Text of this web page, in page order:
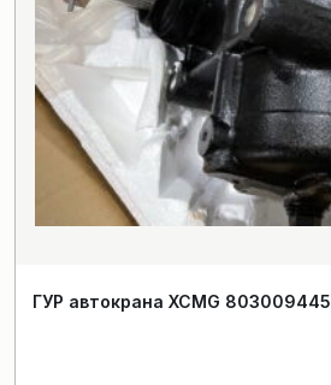
ГУР автокрана XCMG 803009445